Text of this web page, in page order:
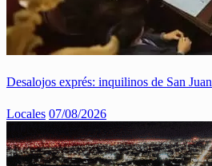
Desalojos exprés: inquilinos de San Juan
Locales 07/08/2026